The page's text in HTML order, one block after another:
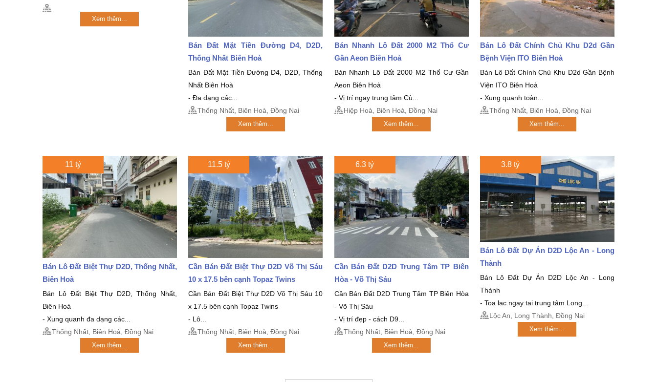
Xem thêm...
Bán Đất Mặt Tiền Đường D4, D2D,
Thống Nhất Biên Hoà
Bán Đất Mặt Tiền Đường D4, D2D, Thống
Nhất Biên Hoà
- Đa dạng các...
Thống Nhất, Biên Hoà, Đồng Nai
Xem thêm...
Bán Nhanh Lô Đất 2000 M2 Thổ Cư
Gần Aeon Biên Hoà
Bán Nhanh Lô Đất 2000 M2 Thổ Cư Gần
Aeon Biên Hoà
- Vị trí ngay trung tâm Cù...
Hiệp Hoà, Biên Hoà, Đồng Nai
Xem thêm...
Bán Lô Đất Chính Chủ Khu D2d Gần
Bệnh Viện ITO Biên Hoà
Bán Lô Đất Chính Chủ Khu D2d Gần Bệnh
Viện ITO Biên Hoà
- Xung quanh toàn...
Thống Nhất, Biên Hoà, Đồng Nai
Xem thêm...
11 tỷ
Bán Lô Đất Biệt Thự D2D, Thống Nhất,
Biên Hoà
Bán Lô Đất Biệt Thự D2D, Thống Nhất,
Biên Hoà
- Xung quanh đa dạng các...
Thống Nhất, Biên Hoà, Đồng Nai
Xem thêm...
11.5 tỷ
Cần Bán Đất Biệt Thự D2D Võ Thị Sáu
10 x 17.5 bên cạnh Topaz Twins
Cần Bán Đất Biệt Thự D2D Võ Thị Sáu 10
x 17.5 bên cạnh Topaz Twins
- Lô...
Thống Nhất, Biên Hoà, Đồng Nai
Xem thêm...
6.3 tỷ
Cần Bán Đất D2D Trung Tâm TP Biên
Hòa - Võ Thị Sáu
Cần Bán Đất D2D Trung Tâm TP Biên Hòa
- Võ Thị Sáu
- Vị trí đẹp - cách D9...
Thống Nhất, Biên Hoà, Đồng Nai
Xem thêm...
3.8 tỷ
Bán Lô Đất Dự Án D2D Lộc An - Long
Thành
Bán Lô Đất Dự Án D2D Lộc An - Long
Thành
- Toạ lạc ngay tại trung tâm Long...
Lộc An, Long Thành, Đồng Nai
Xem thêm...